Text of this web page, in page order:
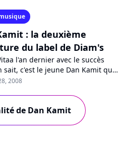
: la deuxième
du label de Diam's
l'an dernier avec le succès
sait, c'est le jeune Dan Kamit que
directrice artistique du label
2008
de Dan Kamit